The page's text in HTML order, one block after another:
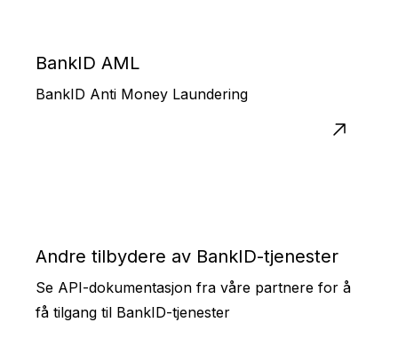
BankID AML
BankID Anti Money Laundering
Andre tilbydere av BankID-tjenester
Se API-dokumentasjon fra våre partnere for å
få tilgang til BankID-tjenester